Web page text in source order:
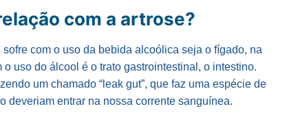
com a artrose?
com o uso da bebida alcoólica seja o fígado, na
uso do álcool é o trato gastrointestinal, o intestino.
um chamado “leak gut”, que faz uma espécie de
deveriam entrar na nossa corrente sanguínea.